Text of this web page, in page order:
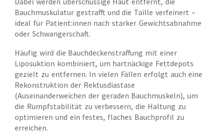
Bauchmuskulatur gestrafft und die Taille verfeinert –
ideal für Patient:innen nach starker Gewichtsabnahme
oder Schwangerschaft.
Häufig wird die Bauchdeckenstraffung mit einer
Liposuktion kombiniert, um hartnäckige Fettdepots
gezielt zu entfernen. In vielen Fällen erfolgt auch eine
Rekonstruktion der Rektusdiastase
(Auseinanderweichen der geraden Bauchmuskeln), um
die Rumpfstabilität zu verbessern, die Haltung zu
optimieren und ein festes, flaches Bauchprofil zu
erreichen.